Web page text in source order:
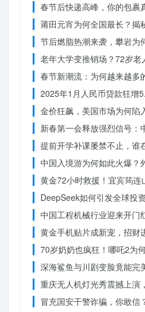
春节后快递高峰，你的包裹
莆田元宵为何全国最长？揭
节后燃脂热潮来袭，攀岩为
老年大学变推销场？72岁老
春节新潮流：为何越来越多
2025年1月人民币贷款狂增
金价狂飙，美国市场为何陷
新春第一会释放强烈信号：
提前开学补课屡禁不止，谁
中国入境游为何如此火爆？
黄金72小时救援！宜宾筠
DeepSeek如何引发全球投
中国工程机械行业迎来开门
黄金手机贴片成新宠，招财
70岁奶奶也疯狂！哪吒2为
深海鲨鱼与川剧变脸竟能完
重庆无人机灯光秀震撼上演
冒充国安干警诈骗，你敢信